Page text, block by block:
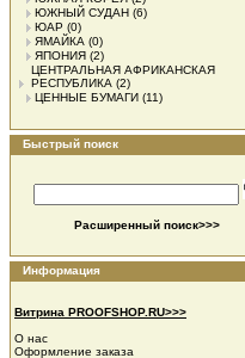
ЮЖНЫЙ СУДАН (6)
ЮАР (0)
ЯМАЙКА (0)
ЯПОНИЯ (2)
ЦЕНТРАЛЬНАЯ АФРИКАНСКАЯ
РЕСПУБЛИКА (2)
ЦЕННЫЕ БУМАГИ (11)
Быстрый поиск
Расширенный поиск>>>
Информация
Витрина PROOFSHOP.RU>>>
О нас
Оформление заказа